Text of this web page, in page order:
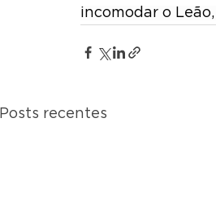
incomodar o
Posts recentes